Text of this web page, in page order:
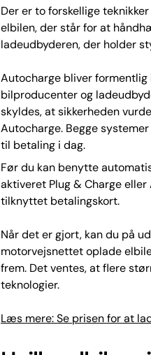
Der er to forskellige
elbilen, der står for at
ladeudbyderen, der holder
Autocharge bliver
bilproducenter og
skyldes, at sikkerheden
Autocharge. Begge
til betaling i dag.
Før du kan benytte
aktiveret Plug & Charge
tilknyttet betalingskort.
Når det er gjort, kan du på
motorvejsnettet oplade
frem. Det ventes, at flere
teknologier.
Læs mere: Se prisen for at